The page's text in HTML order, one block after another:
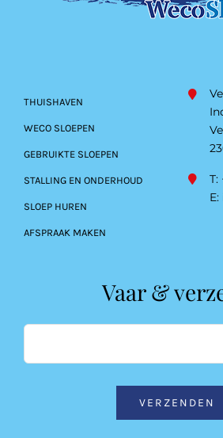
THUISHAVEN
WECO SLOEPEN
GEBRUIKTE SLOEPEN
STALLING EN ONDERHOUD
SLOEP HUREN
AFSPRAAK MAKEN
T:
E:
Vaar &
VERZENDEN